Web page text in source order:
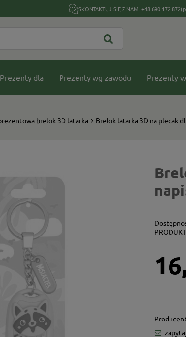
SKONTAKTUJ SIĘ Z NAMI:+48 690 172 872
Prezenty dla Prezenty wg zawodu Prezenty
brelok 3D latarka Brelok latarka 3D na plecak